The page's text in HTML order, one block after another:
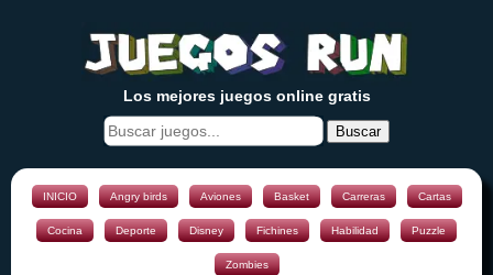
Los mejores juegos online gratis
Buscar
INICIO Angry birds Aviones Basket Carreras Cartas
Cocina Deporte Disney Fichines Habilidad Puzzle
Zombies